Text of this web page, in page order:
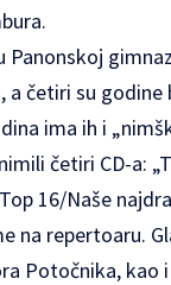
a četiri su
ima ih i
četiri CD-a:
16/Naše
na repertoaru.
Potočnika, kao